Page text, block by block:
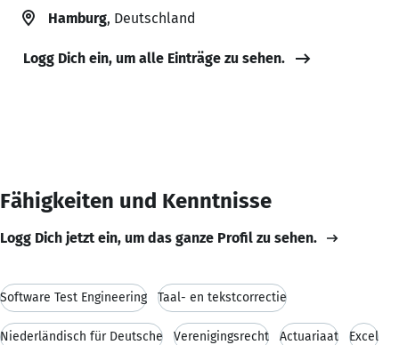
Hamburg, Deutschland
Logg Dich ein, um alle Einträge zu sehen.
Fähigkeiten und Kenntnisse
Logg Dich jetzt ein, um das ganze Profil zu sehen.
Software Test Engineering Taal- en tekstcorrectie
Niederländisch für Deutsche Verenigingsrecht Actuariaat Excel